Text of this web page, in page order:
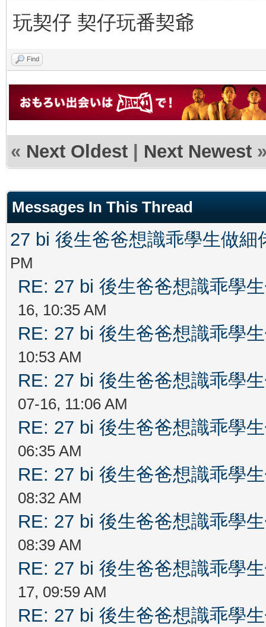
玩契仔 契仔玩番契爺
Find
« Next Oldest | Next Newest
Messages In This Thread
27 bi 後生爸爸想識乖學生做細
PM
RE: 27 bi 後生爸爸想識乖學
16, 10:35 AM
RE: 27 bi 後生爸爸想識乖學
10:53 AM
RE: 27 bi 後生爸爸想識乖學
07-16, 11:06 AM
RE: 27 bi 後生爸爸想識乖學
06:35 AM
RE: 27 bi 後生爸爸想識乖學
08:32 AM
RE: 27 bi 後生爸爸想識乖學
08:39 AM
RE: 27 bi 後生爸爸想識乖學
17, 09:59 AM
RE: 27 bi 後生爸爸想識乖學